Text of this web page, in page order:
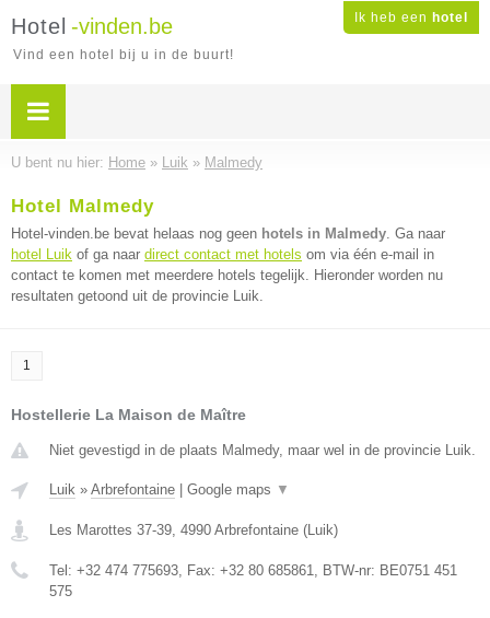
Ik heb een hotel
Hotel -vinden.be
Vind een hotel bij u in de buurt!
U bent nu hier: Home » Luik » Malmedy
Hotel Malmedy
Hotel-vinden.be bevat helaas nog geen hotels in Malmedy. Ga naar
hotel Luik of ga naar direct contact met hotels om via één e-mail in
contact te komen met meerdere hotels tegelijk. Hieronder worden nu
resultaten getoond uit de provincie Luik.
1
Hostellerie La Maison de Maître
Niet gevestigd in de plaats Malmedy, maar wel in de provincie Luik.
Luik » Arbrefontaine Google maps ▼
Les Marottes 37-39, 4990 Arbrefontaine (Luik)
Tel: +32 474 775693, Fax: +32 80 685861, BTW-nr: BE0751 451
575